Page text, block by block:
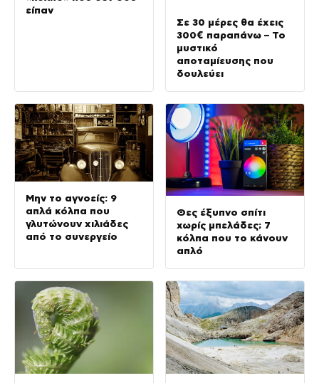
είπαν
Σε 30 μέρες θα έχεις
300€ παραπάνω – Το
μυστικό
αποταμίευσης που
δουλεύει
Μην το αγνοείς: 9
απλά κόλπα που
γλυτώνουν χιλιάδες
από το συνεργείο
Θες έξυπνο σπίτι
χωρίς μπελάδες; 7
κόλπα που το κάνουν
απλό